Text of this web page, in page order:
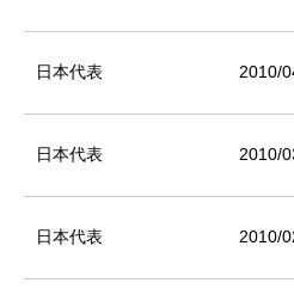
日本代表 2010/
日本代表 2010/
日本代表 2010/